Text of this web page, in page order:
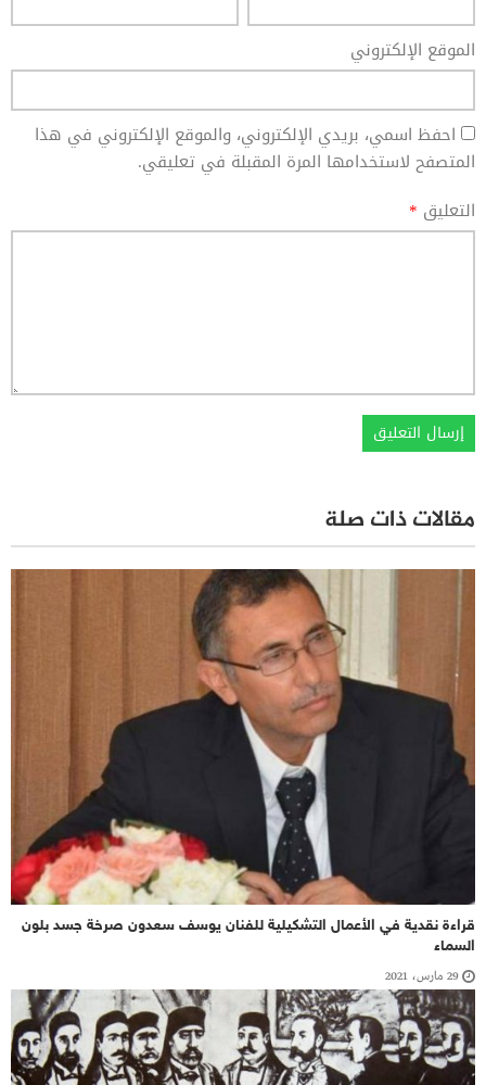
الموقع الإلكتروني
احفظ اسمي، بريدي الإلكتروني، والموقع الإلكتروني في هذا
المتصفح لاستخدامها المرة المقبلة في تعليقي.
التعليق *
مقالات ذات صلة
قراءة نقدية في الأعمال التشكيلية للفنان يوسف سعدون صرخة جسد بلون
السماء
29 مارس، 2021